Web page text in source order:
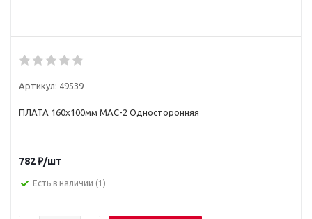
Артикул: 49539
ПЛАТА 160x100мм MAC-2 Односторонняя
782₽/шт
Есть в наличии (1)